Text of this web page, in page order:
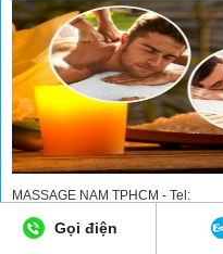
MASSAGE NAM TPHCM - Tel:
0919427887 - Đc: Hoạt động tại nội
thành Tp. HCM
Gọi điện